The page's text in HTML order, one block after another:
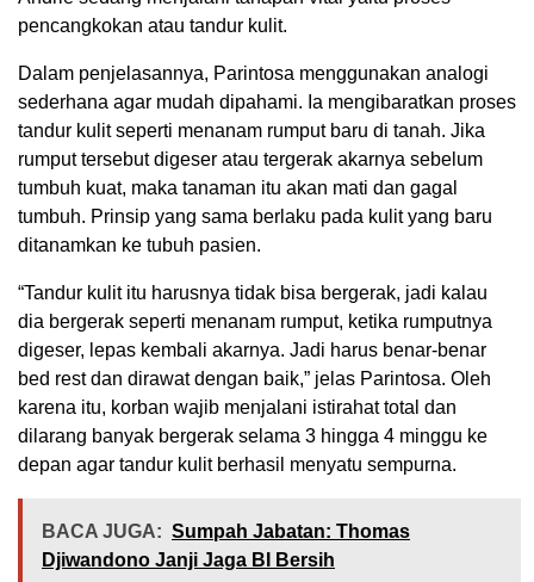
pencangkokan atau tandur kulit.
Dalam penjelasannya, Parintosa menggunakan analogi
sederhana agar mudah dipahami. Ia mengibaratkan proses
tandur kulit seperti menanam rumput baru di tanah. Jika
rumput tersebut digeser atau tergerak akarnya sebelum
tumbuh kuat, maka tanaman itu akan mati dan gagal
tumbuh. Prinsip yang sama berlaku pada kulit yang baru
ditanamkan ke tubuh pasien.
“Tandur kulit itu harusnya tidak bisa bergerak, jadi kalau
dia bergerak seperti menanam rumput, ketika rumputnya
digeser, lepas kembali akarnya. Jadi harus benar-benar
bed rest dan dirawat dengan baik,” jelas Parintosa. Oleh
karena itu, korban wajib menjalani istirahat total dan
dilarang banyak bergerak selama 3 hingga 4 minggu ke
depan agar tandur kulit berhasil menyatu sempurna.
BACA JUGA: Sumpah Jabatan: Thomas
Djiwandono Janji Jaga BI Bersih